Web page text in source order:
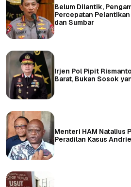
Belum Dilantik,
Percepatan
dan Sumbar
Irjen Pol Pipit
Barat, Bukan Sosok
Menteri HAM Natalius
Peradilan Kasus